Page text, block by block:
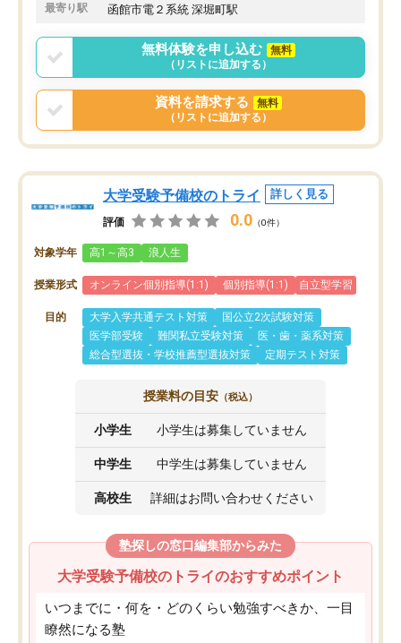
最寄り駅 函館市電２系統 深堀町駅
無料体験を申し込む
無料
（リストに追加する）
資料を請求する
無料
（リストに追加する）
大学受験予備校のトライ 詳しく見る
評価 0.0 （0件）
対象学年 高1～高3 浪人生
授業形式 オンライン個別指導(1:1) 個別指導(1:1) 自立型学習
目的 大学入学共通テスト対策
国公立2次試験対策
医学部受験
難関私立受験対策
医・歯・薬系対策
総合型選抜・学校推薦型選抜対策
定期テスト対策
授業料の目安 （税込）
小学生 小学生は募集していません
中学生 中学生は募集していません
高校生 詳細はお問い合わせください
塾探しの窓口編集部からみた
大学受験予備校のトライのおすすめポイント
いつまでに・何を・どのくらい勉強すべきか、一目
瞭然になる塾